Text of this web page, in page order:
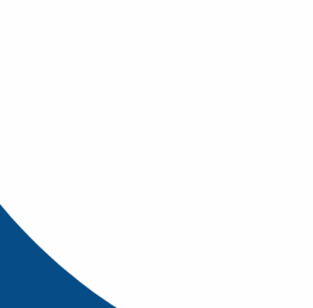
adquisición de máquinas
e